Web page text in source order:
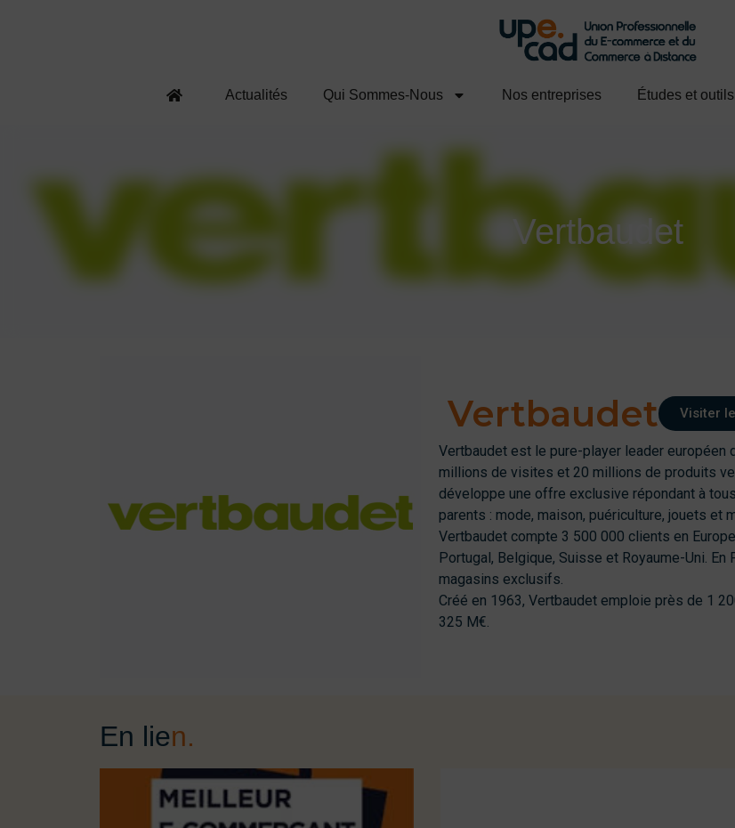
Actualités Qui Sommes-Nous Nos entreprises Études et outils
Vertbaudet
Vertbaudet Visiter
Vertbaudet est le pure-player leader européen
millions de visites et 20 millions de produits
développe une offre exclusive répondant à
parents : mode, maison, puériculture, jouets et
Vertbaudet compte 3 500 000 clients en
Portugal, Belgique, Suisse et Royaume-Uni.
magasins exclusifs.
Créé en 1963, Vertbaudet emploie près de 1
325 M€.
En lien.